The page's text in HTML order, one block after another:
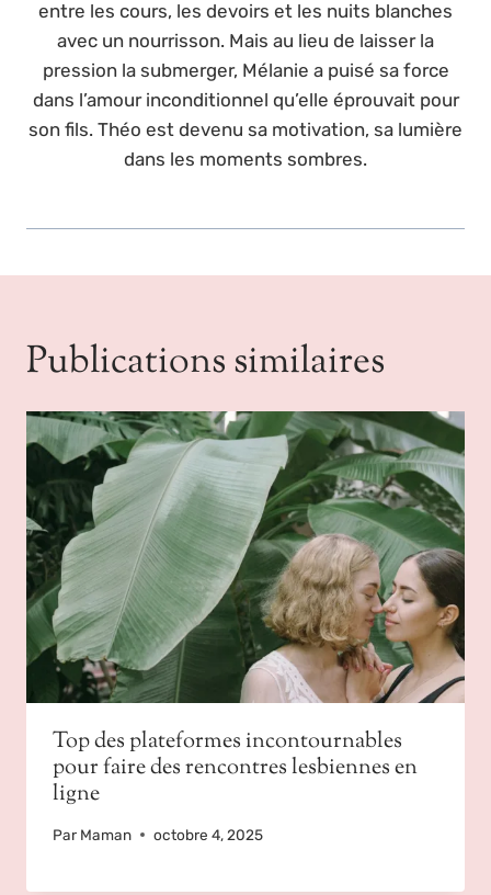
entre les cours, les devoirs et les nuits blanches
avec un nourrisson. Mais au lieu de laisser la
pression la submerger, Mélanie a puisé sa force
dans l’amour inconditionnel qu’elle éprouvait pour
son fils. Théo est devenu sa motivation, sa lumière
dans les moments sombres.
Publications similaires
Top des plateformes incontournables
pour faire des rencontres lesbiennes en
ligne
Par Maman octobre 4, 2025